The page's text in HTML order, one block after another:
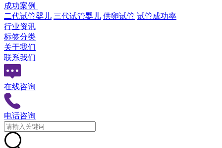
成功案例
二代试管婴儿 三代试管婴儿 供卵试管 试管成功率
行业资讯
标签分类
关于我们
联系我们
在线咨询
电话咨询